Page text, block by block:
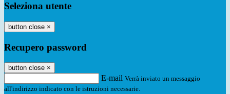
Seleziona utente
button close ×
Recupero password
button close ×
E-mail Verrà inviato un messaggio
all'indirizzo indicato con le istruzioni necessarie.